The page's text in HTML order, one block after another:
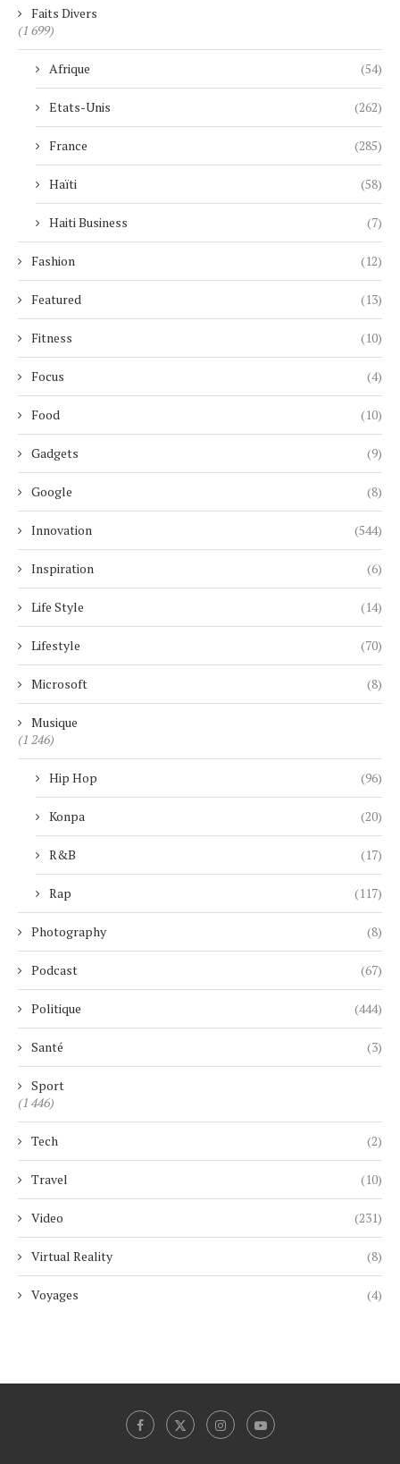
Faits Divers
(1 699)
Afrique (54)
Etats-Unis (262)
France (285)
Haïti (58)
Haiti Business (7)
Fashion (12)
Featured (13)
Fitness (10)
Focus (4)
Food (10)
Gadgets (9)
Google (8)
Innovation (544)
Inspiration (6)
Life Style (14)
Lifestyle (70)
Microsoft (8)
Musique
(1 246)
Hip Hop (96)
Konpa (20)
R&B (17)
Rap (117)
Photography (8)
Podcast (67)
Politique (444)
Santé (3)
Sport
(1 446)
Tech (2)
Travel (10)
Video (231)
Virtual Reality (8)
Voyages (4)